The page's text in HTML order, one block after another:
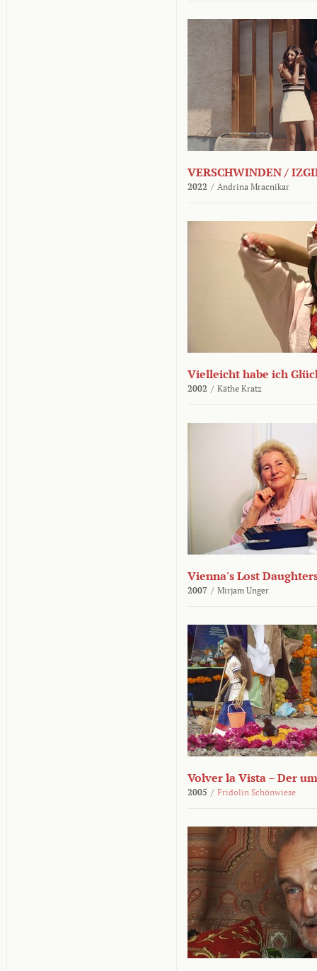
VERSCHWINDEN /
2022 / Andrina Mracnikar
Vielleicht habe ich
2002 / Käthe Kratz
Vienna's Lost
2007 / Mirjam Unger
Volver la Vista – Der
2005 / Fridolin Schönwiese